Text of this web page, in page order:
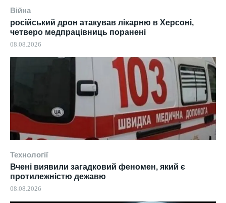
Війна
російський дрон атакував лікарню в Херсоні,
четверо медпрацівниць поранені
08.08.2026
Технології
Вчені виявили загадковий феномен, який є
протилежністю дежавю
08.08.2026